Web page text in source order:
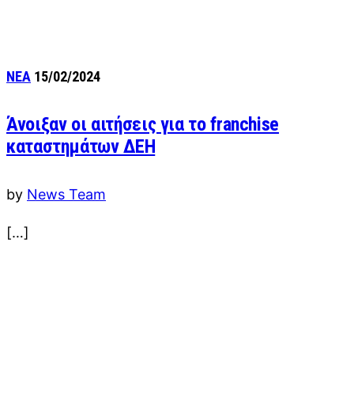
ΝΕΑ 15/02/2024
Άνοιξαν οι αιτήσεις για το franchise
καταστημάτων ΔΕΗ
by News Team
[…]